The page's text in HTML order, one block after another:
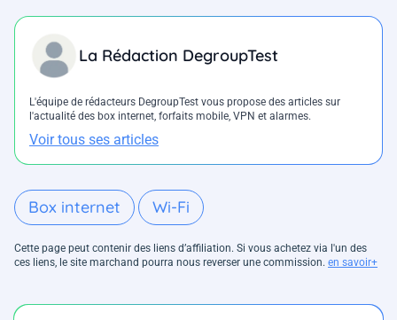
La Rédaction DegroupTest
L'équipe de rédacteurs DegroupTest vous propose des articles sur
l'actualité des box internet, forfaits mobile, VPN et alarmes.
Voir tous ses articles
Box internet Wi-Fi
Cette page peut contenir des liens d’affiliation. Si vous achetez via l'un des
ces liens, le site marchand pourra nous reverser une commission. en savoir+